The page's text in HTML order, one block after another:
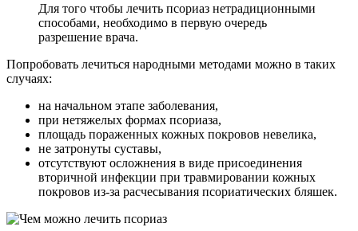
Для того чтобы лечить псориаз нетрадиционными
способами, необходимо в первую очередь
разрешение врача.
Попробовать лечиться народными методами можно в таких
случаях:
на начальном этапе заболевания,
при нетяжелых формах псориаза,
площадь пораженных кожных покровов невелика,
не затронуты суставы,
отсутствуют осложнения в виде присоединения
вторичной инфекции при травмировании кожных
покровов из-за расчесывания псориатических бляшек.